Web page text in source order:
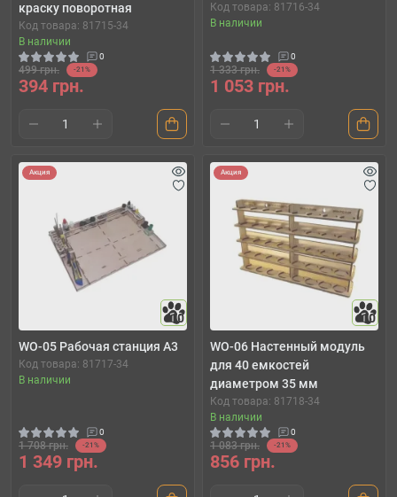
краску поворотная
Код товара: 81715-34
В наличии
0
499 грн. -21%
394 грн.
Код товара: 81716-34
В наличии
0
1 333 грн. -21%
1 053 грн.
Акция
10
WO-05 Рабочая станция A3
Код товара: 81717-34
В наличии
0
1 708 грн. -21%
1 349 грн.
Акция
10
WO-06 Настенный модуль
для 40 емкостей
диаметром 35 мм
Код товара: 81718-34
В наличии
0
1 083 грн. -21%
856 грн.